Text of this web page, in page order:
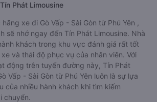
Phát Limousine
xe đi Gò Vấp - Sài Gòn từ Phú Yên ,
sẽ nhớ ngay đến Tín Phát Limousine. Nhà
khách trong khu vực đánh giá rất tốt
và thái độ phục vụ của nhân viên. Với
động trên tuyến đường này, Tín Phát
Vấp - Sài Gòn từ Phú Yên luôn là sự lựa
của nhiều hành khách khi tìm kiếm
chuyển.